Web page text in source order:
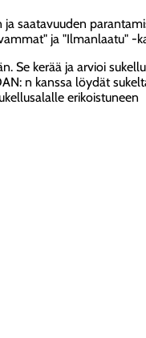
saatavuuden
ja "Ilmanlaatu" -
Se kerää ja arvioi
n kanssa löydät
erikoistuneen